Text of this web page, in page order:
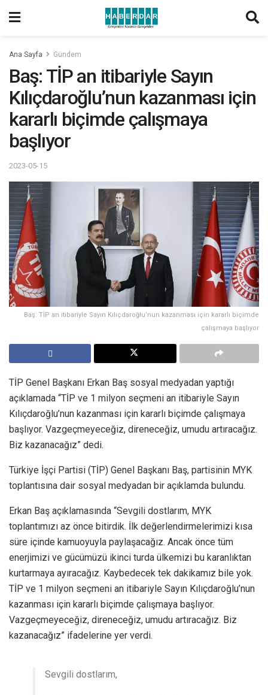
Ana Sayfa Gündem
Baş: TİP an itibariyle Sayın
Kılıçdaroğlu’nun kazanması için
kararlı biçimde çalışmaya
başlıyor
2023-05-15
Baş: TİP an itibariyle Sayın Kılıçdaroğlu’nun kazanması için kararlı biçimde
çalışmaya başlıyor
TİP Genel Başkanı Erkan Baş sosyal medyadan yaptığı
açıklamada “TİP ve 1 milyon seçmeni an itibariyle Sayın
Kılıçdaroğlu’nun kazanması için kararlı biçimde çalışmaya
başlıyor. Vazgeçmeyeceğiz, direneceğiz, umudu artıracağız.
Biz kazanacağız” dedi.
Türkiye İşçi Partisi (TİP) Genel Başkanı Baş, partisinin MYK
toplantısına dair sosyal medyadan bir açıklamda bulundu.
Erkan Baş açıklamasında “Sevgili dostlarım, MYK
toplantımızı az önce bitirdik. İlk değerlendirmelerimizi kısa
süre içinde kamuoyuyla paylaşacağız. Ancak önce tüm
enerjimizi ve gücümüzü ikinci turda ülkemizi bu karanlıktan
kurtarmaya ayıracağız. Kaybedecek tek dakikamız bile yok.
TİP ve 1 milyon seçmeni an itibariyle Sayın Kılıçdaroğlu’nun
kazanması için kararlı biçimde çalışmaya başlıyor.
Vazgeçmeyeceğiz, direneceğiz, umudu artıracağız. Biz
kazanacağız” ifadelerine yer verdi.
Sevgili dostlarım,